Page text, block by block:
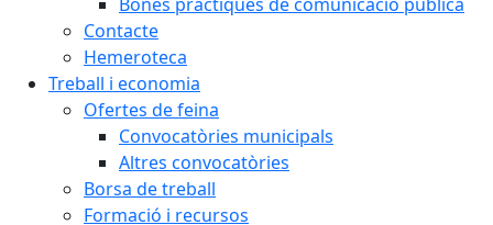
Contacte
Hemeroteca
Treball i economia
Ofertes de feina
Convocatòries municipals
Altres convocatòries
Borsa de treball
Formació i recursos